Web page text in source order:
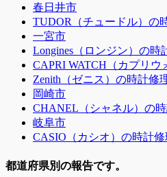
春日井市
TUDOR（チュードル）の
一宮市
Longines（ロンジン）の時
CAPRI WATCH（カプリウ
Zenith（ゼニス）の時計修
岡崎市
CHANEL（シャネル）の
岐阜市
CASIO（カシオ）の時計修
都道府県別の報告です。